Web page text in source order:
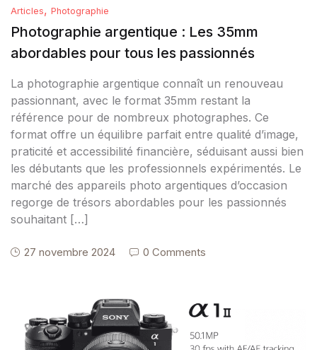
Articles, Photographie
Photographie argentique : Les 35mm
abordables pour tous les passionnés
La photographie argentique connaît un renouveau
passionnant, avec le format 35mm restant la
référence pour de nombreux photographes. Ce
format offre un équilibre parfait entre qualité d’image,
praticité et accessibilité financière, séduisant aussi bien
les débutants que les professionnels expérimentés. Le
marché des appareils photo argentiques d’occasion
regorge de trésors abordables pour les passionnés
souhaitant […]
27 novembre 2024 0 Comments